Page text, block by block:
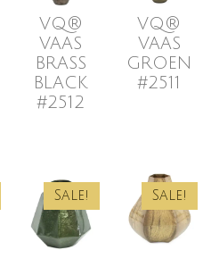
VQ®
VAAS
BRASS
BLACK
#2512
VQ®
VAAS
GROEN
#2511
Sale! Sale!